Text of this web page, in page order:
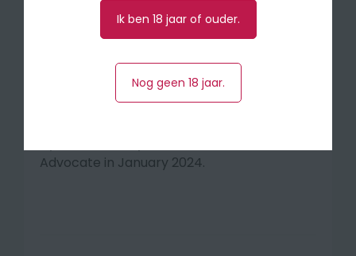
🥇 94+ R. Parker - 95 pts Vinous - 94/100 Le
« It’s seamless and enveloping, with good
depth at the core, beautifully polished
tannins and a long, perfumed finish. This is
Advocate in January 2024.
Ik ben 18 jaar of ouder.
Nog geen 18 jaar.